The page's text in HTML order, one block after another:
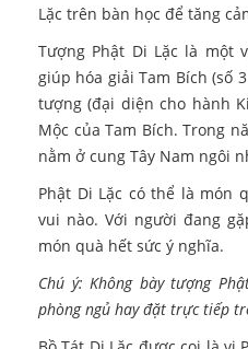
Lặc trên bàn học để tăng
Tượng Phật Di Lặc là một
giúp hóa giải Tam Bích (số
tượng (đại diện cho hành
Mộc của Tam Bích. Trong
nằm ở cung Tây Nam ngôi
Phật Di Lặc có thể là món
vui nào. Với người đang
món quà hết sức ý nghĩa.
Chú ý: Không bày tượng
phòng ngủ hay đặt trực tiếp